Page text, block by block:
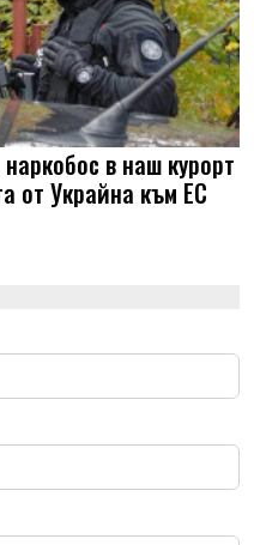
в наш курорт
от Украйна към ЕС